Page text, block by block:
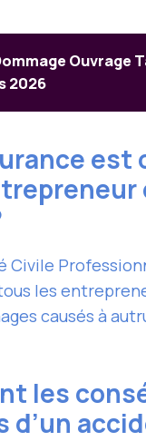
Ouvrage
2026
est
Civile
les
causés à
les
d’un